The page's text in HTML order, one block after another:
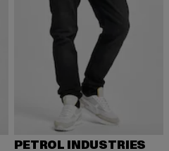
PETROL INDUSTRIES